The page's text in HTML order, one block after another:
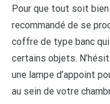
Pour que tout soit
recommandé de se
coffre de type banc
certains objets.
une lampe d’appoint
au sein de votre